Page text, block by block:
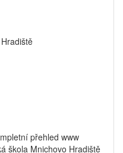
přehled www
škola Mnichovo Hradiště